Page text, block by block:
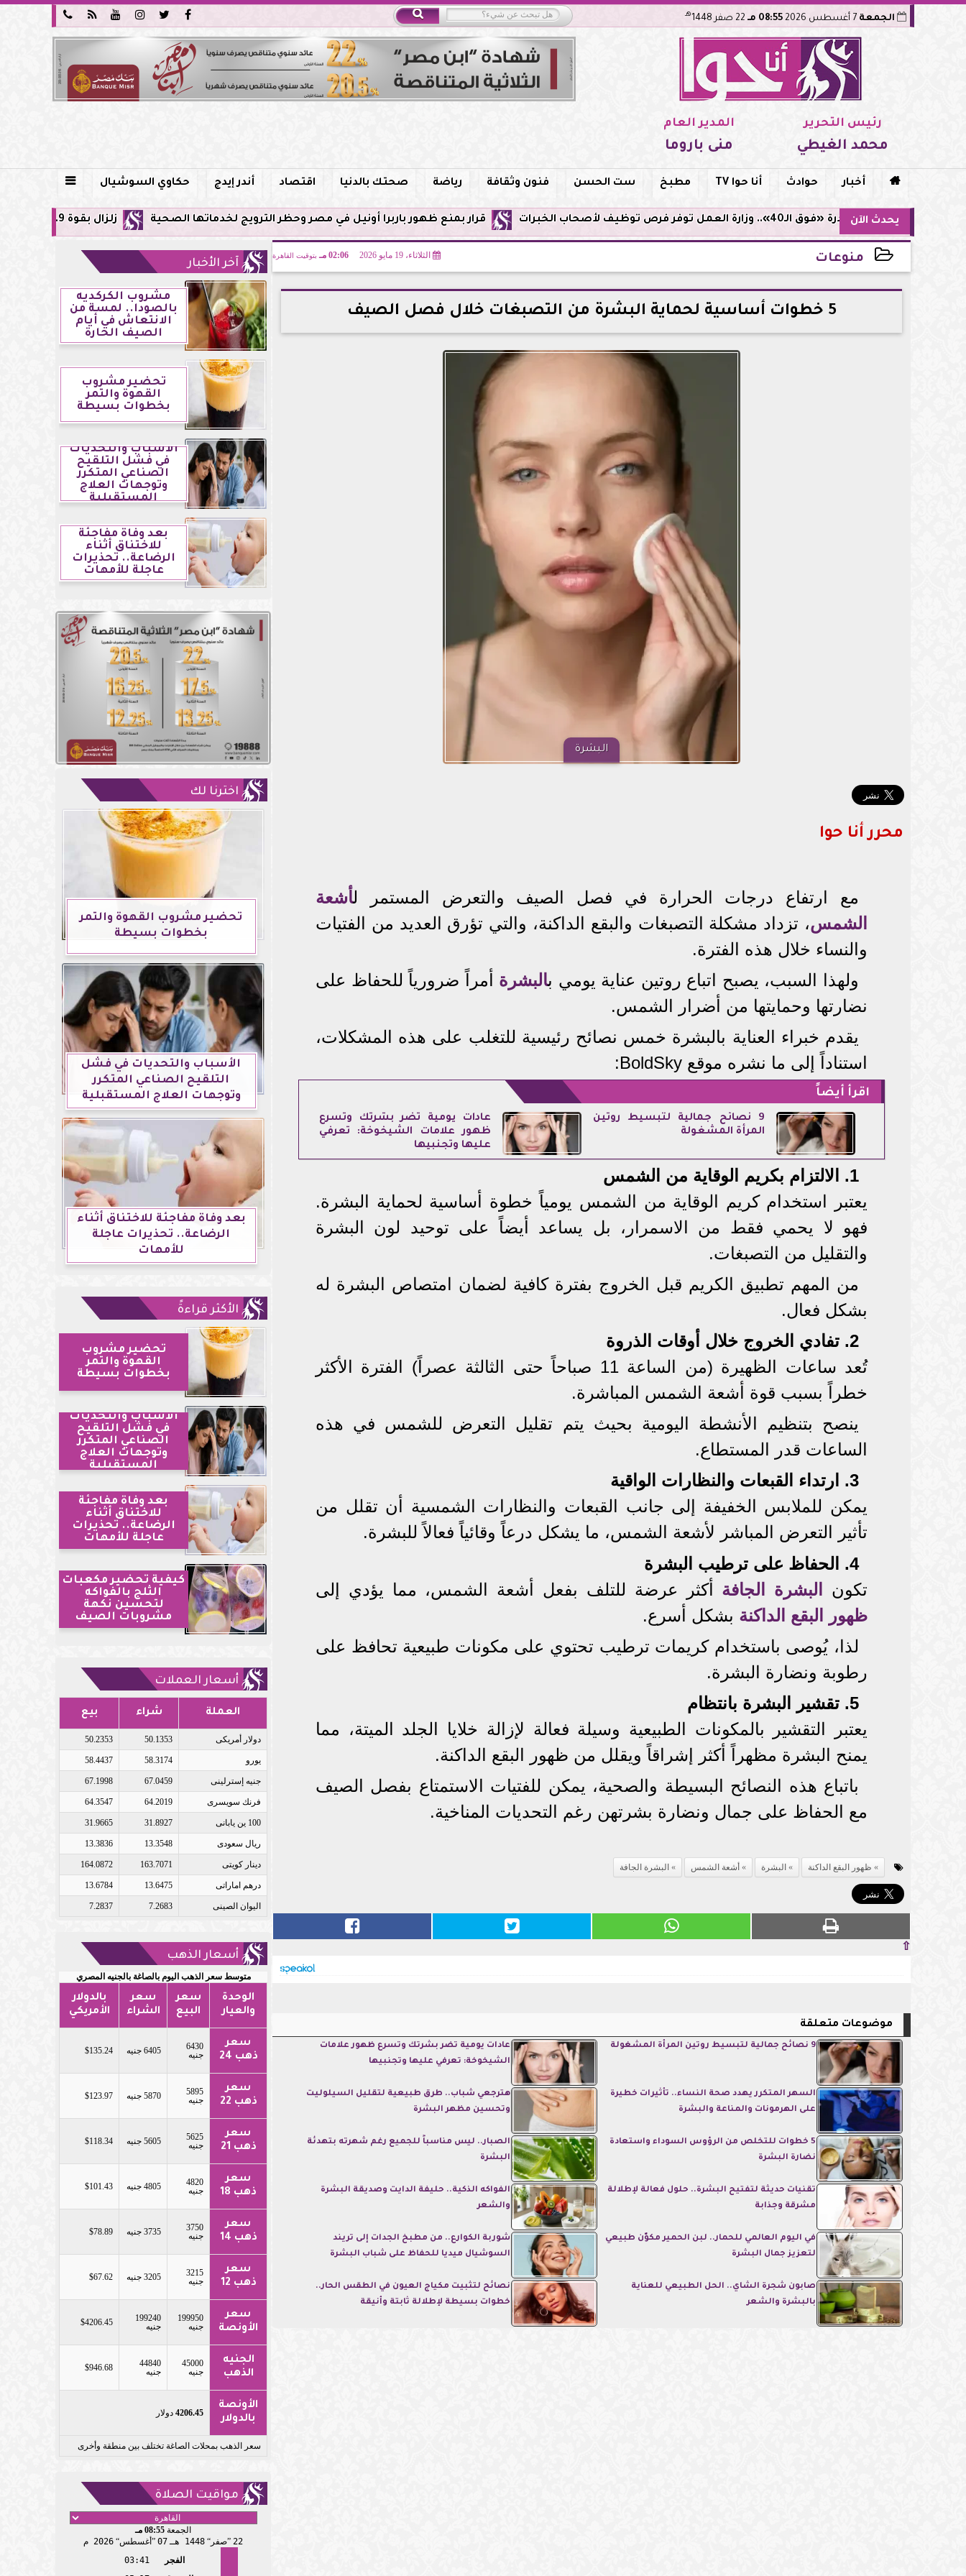





 الجمعة 08:55 مـ هـ
رئيس التحرير
محمد الغيطي
المدير العام
منى باروما
 أخبار حوادث أنا حوا TV مطبخ ست الحسن فنون وثقافة رياضة صحتك بالدنيا اقتصاد أندر إيدج حكاوي السوشيال 
يحدث الآن زلزال بقوة 5.9 ريختر يشعر به سكان القاهرة وعدة محافظات.. مركزه شرق البحر المتوسط قرار بمنع ظهور باربرا أونيل في مصر وحظر الترويج لخدماتها الصحية مبادرة «فوق الـ40».. وزارة العمل توفر فرص توظيف لأصحاب الخبرات
منوعات الثلاثاء، 19 مايو 2026 02:06 مـ بتوقيت القاهرة
2026-05-19 14:06:01
5 خطوات أساسية لحماية البشرة من التصبغات خلال فصل الصيف
البشرة
محرر أنا حوا
مع ارتفاع درجات الحرارة في فصل الصيف والتعرض المستمر لأشعة
الشمس، تزداد مشكلة التصبغات والبقع الداكنة، والتي تؤرق العديد من الفتيات
والنساء خلال هذه الفترة.
ولهذا السبب، يصبح اتباع روتين عناية يومي بالبشرة أمراً ضرورياً للحفاظ على
نضارتها وحمايتها من أضرار الشمس.
يقدم خبراء العناية بالبشرة خمس نصائح رئيسية للتغلب على هذه المشكلات،
استناداً إلى ما نشره موقع BoldSky:
اقرأ أيضاً
9 نصائح جمالية لتبسيط روتين
المرأة المشغولة
عادات يومية تضر بشرتك وتسرع
ظهور علامات الشيخوخة: تعرفي
عليها وتجنبيها
1. الالتزام بكريم الوقاية من الشمس
يعتبر استخدام كريم الوقاية من الشمس يومياً خطوة أساسية لحماية البشرة.
فهو لا يحمي فقط من الاسمرار، بل يساعد أيضاً على توحيد لون البشرة
والتقليل من التصبغات.
من المهم تطبيق الكريم قبل الخروج بفترة كافية لضمان امتصاص البشرة له
بشكل فعال.
2. تفادي الخروج خلال أوقات الذروة
تُعد ساعات الظهيرة (من الساعة 11 صباحاً حتى الثالثة عصراً) الفترة الأكثر
خطراً بسبب قوة أشعة الشمس المباشرة.
ينصح بتنظيم الأنشطة اليومية بحيث يتم تقليل التعرض للشمس في هذه
الساعات قدر المستطاع.
3. ارتداء القبعات والنظارات الواقية
يمكن للملابس الخفيفة إلى جانب القبعات والنظارات الشمسية أن تقلل من
تأثير التعرض المباشر لأشعة الشمس، ما يشكل درعاً وقائياً فعالاً للبشرة.
4. الحفاظ على ترطيب البشرة
تكون
البشرة الجافة أكثر عرضة للتلف بفعل أشعة الشمس، مما يؤدي إلى
ظهور البقع الداكنة بشكل أسرع.
لذا، يُوصى باستخدام كريمات ترطيب تحتوي على مكونات طبيعية تحافظ على
رطوبة ونضارة البشرة.
5. تقشير البشرة بانتظام
يعتبر التقشير بالمكونات الطبيعية وسيلة فعالة لإزالة خلايا الجلد الميتة، مما
يمنح البشرة مظهراً أكثر إشراقاً ويقلل من ظهور البقع الداكنة.
باتباع هذه النصائح البسيطة والصحية، يمكن للفتيات الاستمتاع بفصل الصيف
مع الحفاظ على جمال ونضارة بشرتهن رغم التحديات المناخية.
ظهور البقع الداكنة البشرة أشعة الشمس البشرة الجافة
⇧
موضوعات متعلقة
9 نصائح جمالية لتبسيط روتين المرأة المشغولة
عادات يومية تضر بشرتك وتسرع ظهور علامات
الشيخوخة: تعرفي عليها وتجنبيها
السهر المتكرر يهدد صحة النساء.. تأثيرات خطيرة
على الهرمونات والمناعة والبشرة
هترجعي شباب.. طرق طبيعية لتقليل السيلوليت
وتحسين مظهر البشرة
5 خطوات للتخلص من الرؤوس السوداء واستعادة
نضارة البشرة
الصبار.. ليس مناسباً للجميع رغم شهرته بتهدئة
البشرة
تقنيات حديثة لتفتيح البشرة.. حلول فعالة لإطلالة
مشرقة وجذابة
الفواكه الذكية.. حليفة الدايت وصديقة البشرة
والشعر
في اليوم العالمي للحمار.. لبن الحمير مكوّن طبيعي
لتعزيز جمال البشرة
شوربة الكوارع.. من مطبخ الجدات إلى تريند
السوشيال ميديا للحفاظ على شباب البشرة
صابون شجرة الشاي.. الحل الطبيعي للعناية
بالبشرة والشعر
نصائح لتثبيت مكياج العيون في الطقس الحار..
خطوات بسيطة لإطلالة ثابتة وأنيقة
آخر الأخبار
مشروب الكركديه
بالصودا.. لمسة من
الانتعاش في أيام
الصيف الحارة
تحضير مشروب
القهوة والتمر
بخطوات بسيطة
الأسباب والتحديات
في فشل التلقيح
الصناعي المتكرر
وتوجهات العلاج
المستقبلية
بعد وفاة مفاجئة
للاختناق أثناء
الرضاعة.. تحذيرات
عاجلة للأمهات
اخترنا لك
تحضير مشروب القهوة والتمر
بخطوات بسيطة
الأسباب والتحديات في فشل
التلقيح الصناعي المتكرر
وتوجهات العلاج المستقبلية
بعد وفاة مفاجئة للاختناق أثناء
الرضاعة.. تحذيرات عاجلة
للأمهات
الأكثر قراءةً
تحضير مشروب
القهوة والتمر
بخطوات بسيطة
الأسباب والتحديات
في فشل التلقيح
الصناعي المتكرر
وتوجهات العلاج
المستقبلية
بعد وفاة مفاجئة
للاختناق أثناء
الرضاعة.. تحذيرات
عاجلة للأمهات
كيفية تحضير مكعبات
الثلج بالفواكه
لتحسين نكهة
مشروبات الصيف
أسعار العملات
العملة شراء بيع
دولار أمريكى 50.1353
50.2353
يورو 58.3174
58.4437
جنيه إسترلينى 67.0459
67.1998
فرنك سويسرى 64.2019
64.3547
100 ين يابانى 31.8927
31.9665
ريال سعودى 13.3548
13.3836
دينار كويتى 163.7071
164.0872
درهم اماراتى 13.6475
13.6784
اليوان الصينى 7.2683
7.2837
أسعار الذهب
متوسط سعر الذهب اليوم بالصاغة بالجنيه المصري
الوحدة
والعيار
سعر
البيع
سعر
الشراء
بالدولار
الأمريكي
سعر
ذهب 24
6430
جنيه
6405 جنيه $135.24
سعر
ذهب 22
5895
جنيه
5870 جنيه $123.97
سعر
ذهب 21
5625
جنيه
5605 جنيه $118.34
سعر
ذهب 18
4820
جنيه
4805 جنيه $101.43
سعر
ذهب 14
3750
جنيه
3735 جنيه $78.89
سعر
ذهب 12
3215
جنيه
3205 جنيه $67.62
سعر
الأونصة
199950
جنيه
199240
جنيه
$4206.45
الجنيه
الذهب
45000
جنيه
44840
جنيه
$946.68
الأونصة
بالدولار
4206.45 دولار
سعر الذهب بمحلات الصاغة تختلف بين منطقة وأخرى
مواقيت الصلاة
الجمعة 08:55 مـ
22 صفر 1448 هـ 07 أغسطس 2026 م
الفجر
03:41